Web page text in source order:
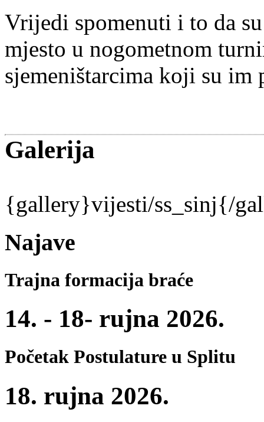
Vrijedi spomenuti i to da
mjesto u nogometnom
sjemeništarcima koji su
Galerija
{gallery}vijesti/ss_sinj{/
Najave
Trajna formacija braće
14. - 18- rujna 2026.
Početak Postulature u Splitu
18. rujna 2026.